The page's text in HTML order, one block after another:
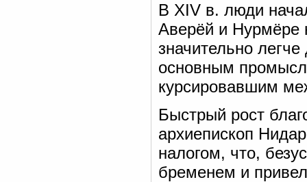
В XIV в. люди
Аверёй и Нурмёре
значительно
основным
курсировавшим
Быстрый рост
архиепископ
налогом, что,
бременем и